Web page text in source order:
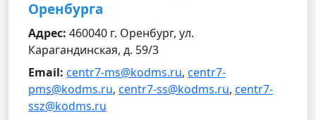
Оренбурга
Адрес: 460040 г. Оренбург, ул.
Карагандинская, д. 59/3
Email: centr7-ms@kodms.ru, centr7-
pms@kodms.ru, centr7-ss@kodms.ru, centr7-
ssz@kodms.ru